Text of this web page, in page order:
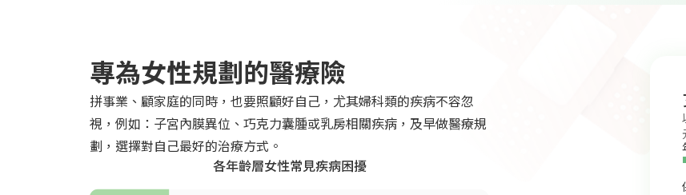
專為女性規劃的醫療險
拼事業、顧家庭的同時，也要照顧好自己，尤其婦科類的疾病不容忽
視，例如：子宮內膜異位、巧克力囊腫或乳房相關疾病，及早做醫療規
劃，選擇對自己最好的治療方式。